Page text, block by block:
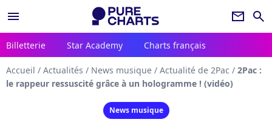
menu newsletter search
Billetterie Star Academy Charts français
Accueil / Actualités / News musique / Actualité de 2Pac / 2Pac :
le rappeur ressuscité grâce à un hologramme ! (vidéo)
News musique